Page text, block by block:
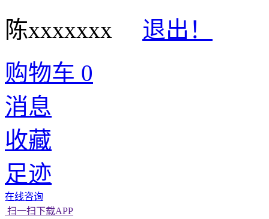
陈xxxxxxx
退出！
购物车 0
消息
收藏
足迹
在线咨询
扫一扫下载APP